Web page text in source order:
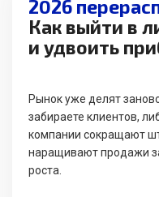
2026
Как выйти в
и удвоить
Рынок уже делят
забираете клиентов,
компании сокращают
наращивают продажи
роста.